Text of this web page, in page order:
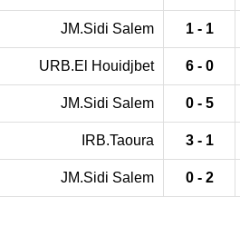
JM.Sidi Salem 1 - 1
URB.El Houidjbet 6 - 0
JM.Sidi Salem 0 - 5
IRB.Taoura 3 - 1
JM.Sidi Salem 0 - 2